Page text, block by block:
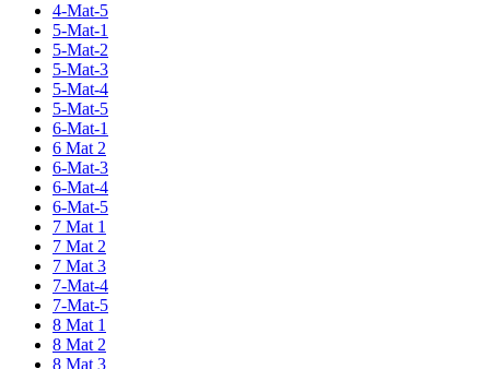
4-Mat-5
5-Mat-1
5-Mat-2
5-Mat-3
5-Mat-4
5-Mat-5
6-Mat-1
6 Mat 2
6-Mat-3
6-Mat-4
6-Mat-5
7 Mat 1
7 Mat 2
7 Mat 3
7-Mat-4
7-Mat-5
8 Mat 1
8 Mat 2
8 Mat 3